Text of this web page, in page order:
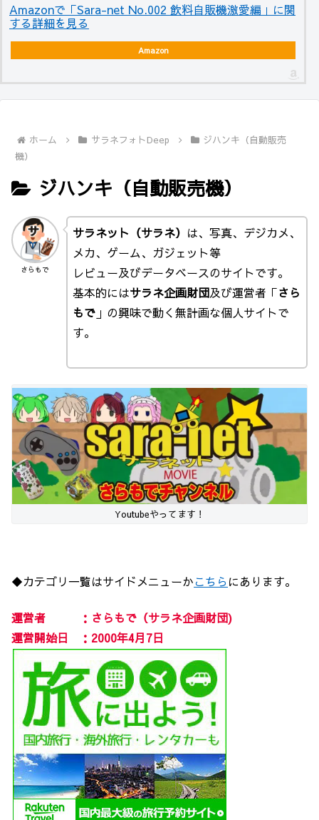
Amazonで「Sara-net No.002 飲料自販機激愛編」に関
する詳細を見る
Amazon
ホーム サラネフォトDeep
ジハンキ（自動販売
機）
ジハンキ（自動販売機）
さらもで
サラネット（サラネ） は、写真、デジカメ、
メカ、ゲーム、ガジェット等
レビュー及びデータベースのサイトです。
基本的にはサラネ企画財団及び運営者「さら
もで」の興味で動く無計画な個人サイトで
す。
Youtubeやってます！
◆カテゴリ一覧はサイドメニューかこちら にあります。
運営者 ：さらもで（サラネ企画財団)
運営開始日 ：2000年4月7日